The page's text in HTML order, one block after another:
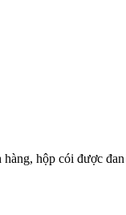
hộp cói được